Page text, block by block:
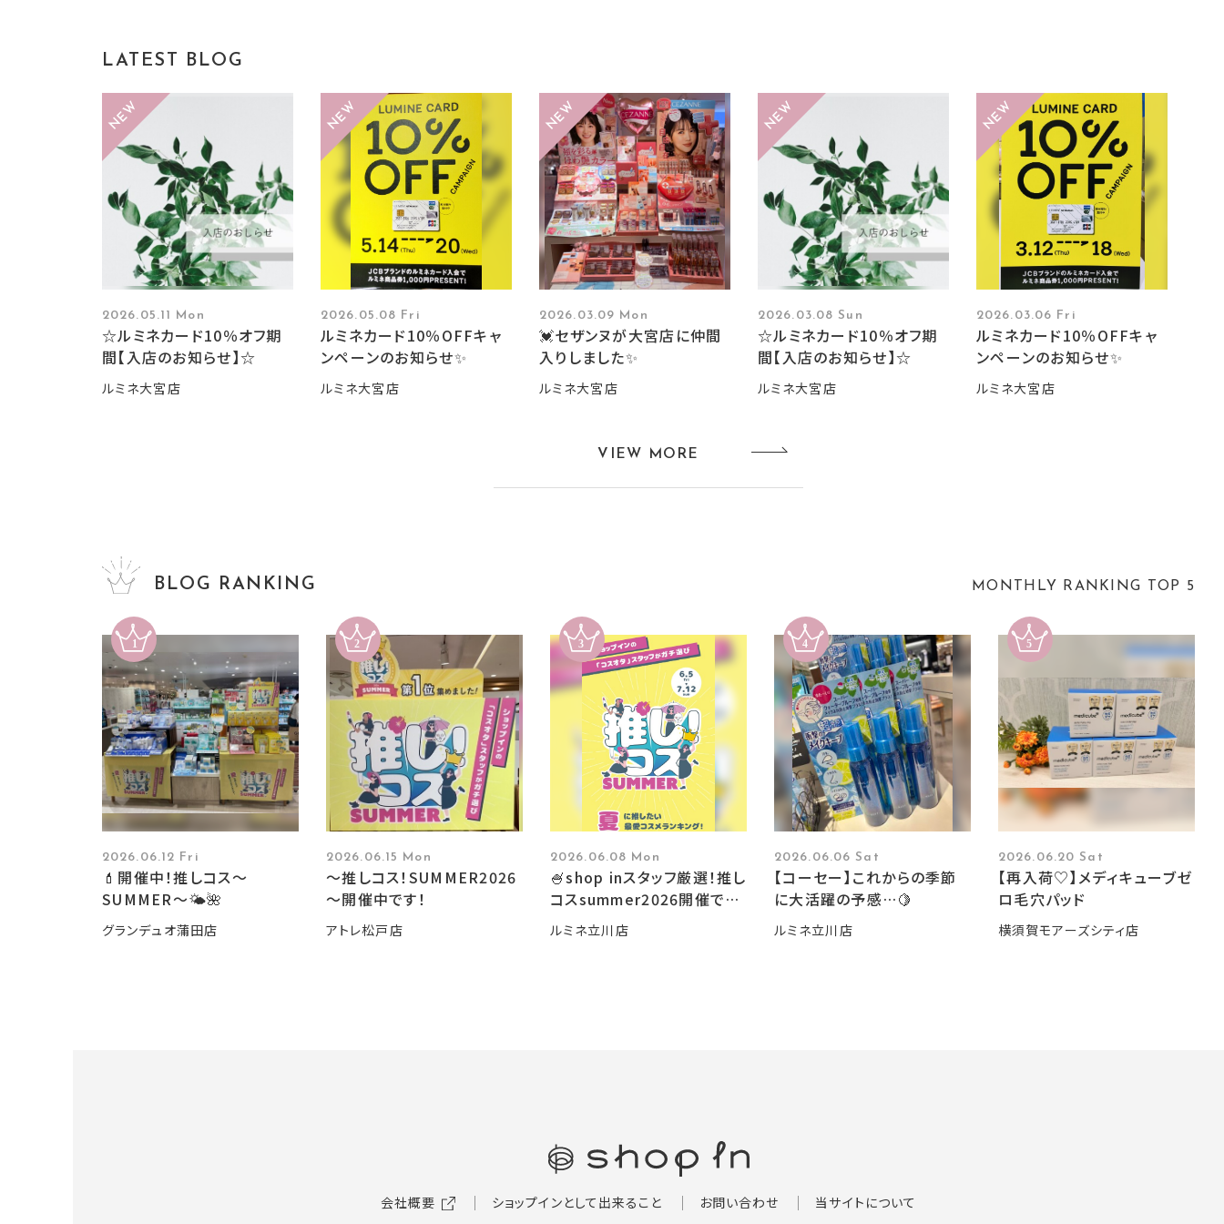
LATEST BLOG
2026.05.11 Mon
☆ルミネカード10％オフ期
間【入店のお知らせ】☆
ルミネ大宮店
2026.05.08 Fri
ルミネカード10％OFFキャ
ンペーンのお知らせ✨
ルミネ大宮店
2026.03.09 Mon
💓セザンヌが大宮店に仲間
入りしました✨
ルミネ大宮店
2026.03.08 Sun
☆ルミネカード10％オフ期
間【入店のお知らせ】☆
ルミネ大宮店
2026.03.06 Fri
ルミネカード10％OFFキャ
ンペーンのお知らせ✨
ルミネ大宮店
VIEW MORE
BLOG RANKING MONTHLY RANKING TOP 5
2026.06.12 Fri
💄開催中！推しコス〜
SUMMER〜🌤️🌺
グランデュオ蒲田店
2026.06.15 Mon
～推しコス！SUMMER2026
～開催中です！
アトレ松戸店
2026.06.08 Mon
🍧shop inスタッフ厳選！推し
コスsummer2026開催です
🍧
ルミネ立川店
2026.06.06 Sat
【コーセー】これからの季節
に大活躍の予感…🍋
ルミネ立川店
2026.06.20 Sat
【再入荷♡】メディキューブゼ
ロ毛穴パッド
横須賀モアーズシティ店
会社概要 ショップインとして出来ること お問い合わせ 当サイトについて